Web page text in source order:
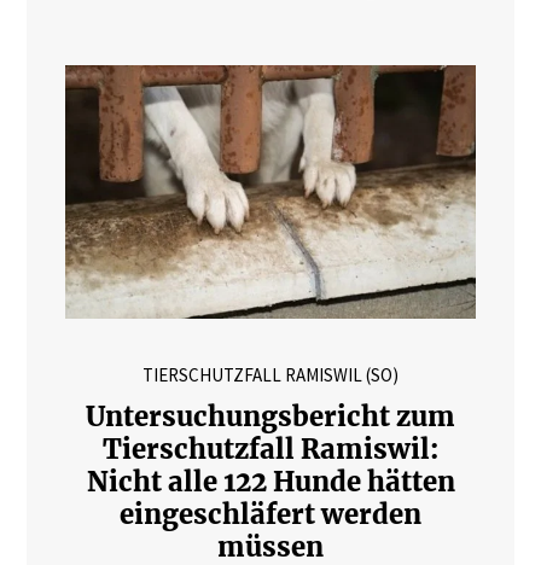
TIERSCHUTZFALL RAMISWIL (SO)
Untersuchungsbericht zum
Tierschutzfall Ramiswil:
Nicht alle 122 Hunde hätten
eingeschläfert werden
müssen